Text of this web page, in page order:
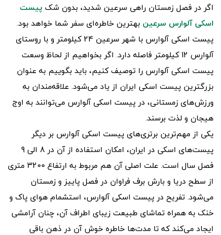
اگر در فصل زمستان راهی سرعین شدید، بدون شک پیست
اسکی آلوارس سرعین بهترین خاطره‌ای سفر شما خواهد بود.
پیست اسکی آلوارس با شهر سرعین 24 کیلومتر و با روستای
آلوارس 12 کیلومتر فاصله دارد. اگر بخواهیم از لحاظ وسعت
پیست اسکی آلوارس را توصیف کنیم، باید بگوییم به عنوان
بزرگترین پیست اسکی ایران از یاد می‌شود. علاقه‌مندان به
ورزش‌های زمستانی، در پیست اسکی آلوارس می‌توانند به اوج
هیجان و لذت برسند.
یکی از مهم‌ترین برتری‌های پیست اسکی آلوارس بر دیگر
پیست‌های اسکی در ایران، امکان استفاده از آن در 8 الی 9
فصل سال است. علت اصلی آن هم مربوط به ارتفاع 3200 متری
از سطح دریا و بارش برف فراوان در فصل پاییز و زمستان
می‌شود. تفریح در پیست اسکی آلوارس، استشمام هوای پاک و
خنک به همراه تماشای طبیعت زیبای اطراف آن، چنان آرامشی
ایجاد می‌کند که تا مدت‌ها خاطره خوش آن در ذهن‌ باقی